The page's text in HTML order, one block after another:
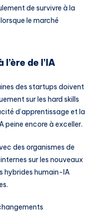
de survivre à la
le marché
de l’IA
des startups doivent
sur les hard skills
d’apprentissage et la
peine encore à exceller.
des organismes de
sur les nouveaux
hybrides humain-IA